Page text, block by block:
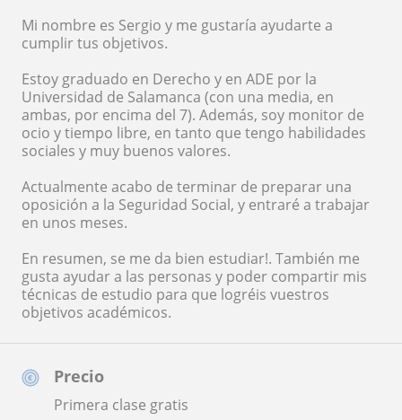
Precio
Primera clase gratis
Mi nombre es Sergio y me gustaría ayudarte a
cumplir tus objetivos.
Estoy graduado en Derecho y en ADE por la
Universidad de Salamanca (con una media, en
ambas, por encima del 7). Además, soy monitor de
ocio y tiempo libre, en tanto que tengo habilidades
sociales y muy buenos valores.
Actualmente acabo de terminar de preparar una
oposición a la Seguridad Social, y entraré a trabajar
en unos meses.
En resumen, se me da bien estudiar!. También me
gusta ayudar a las personas y poder compartir mis
técnicas de estudio para que logréis vuestros
objetivos académicos.